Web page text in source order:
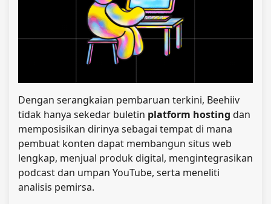
Dengan serangkaian pembaruan terkini, Beehiiv
tidak hanya sekedar buletin platform hosting dan
memposisikan dirinya sebagai tempat di mana
pembuat konten dapat membangun situs web
lengkap, menjual produk digital, mengintegrasikan
podcast dan umpan YouTube, serta meneliti
analisis pemirsa.